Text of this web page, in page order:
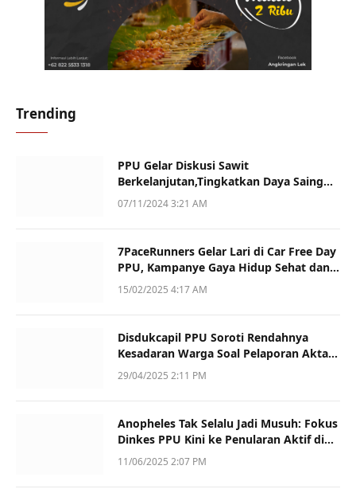
Trending
PPU Gelar Diskusi Sawit
Berkelanjutan,Tingkatkan Daya Saing
dan Kualitas
07/11/2024 3:21 AM
7PaceRunners Gelar Lari di Car Free Day
PPU, Kampanye Gaya Hidup Sehat dan
Dukung UMKM
15/02/2025 4:17 AM
Disdukcapil PPU Soroti Rendahnya
Kesadaran Warga Soal Pelaporan Akta
Kematian
29/04/2025 2:11 PM
Anopheles Tak Selalu Jadi Musuh: Fokus
Dinkes PPU Kini ke Penularan Aktif di
Sotek
11/06/2025 2:07 PM